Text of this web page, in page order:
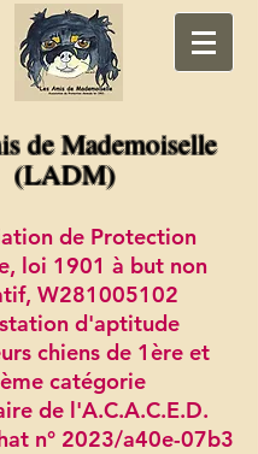
de Mademoiselle
(LADM)
de Protection
loi 1901 à but non
W281005102
d'aptitude
chiens de 1ère et
catégorie
de l'A.C.A.C.E.D.
n° 2023/a40e-07b3